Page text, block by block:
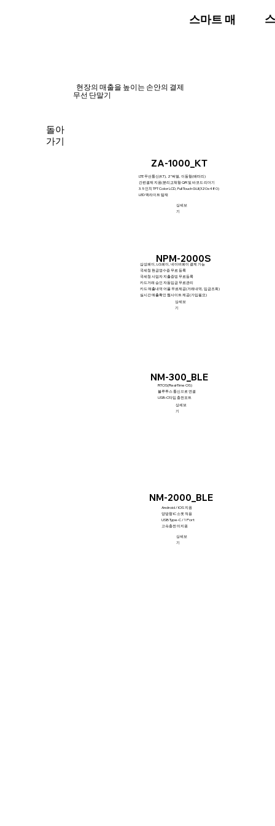
스마트 매장
ZA-1000_KT
상세보
기
LTE 무선통신(KT), 2”써멀, 이동형(배터리)
간편결제 지원(분리교체형 QR 및 바코드 리더기
3.5 인치 TFT Color LCD, Full Touch GUI(320x480)
LED 백라이트 탑재
NPM-2000S
삼성페이, LG페이, 네이버페이 결제 가능
국세청 현금영수증 무료 등록
국세청 사업자 지출증빙 무료등록
카드거래 승인 자동입금 무료관리
카드 매출내역 어플 무료제공(거래내역, 입금조회)
실시간 매출확인 웹사이트 제공(가입필요)
상세보
기
NM-300_BLE
RTOS(Real-Time OS)
블루투스 통신으로 연결
USB-C타입 충전포트
상세보
기
현장의 매출을 높이는 손안의 결제
​무선 단말기
NM-2000_BLE
상세보
기
Android / IOS 지원
양방향 IC 소켓 적용
USB Type-C / 1 Port
고속충전 미지원
돌아
가기